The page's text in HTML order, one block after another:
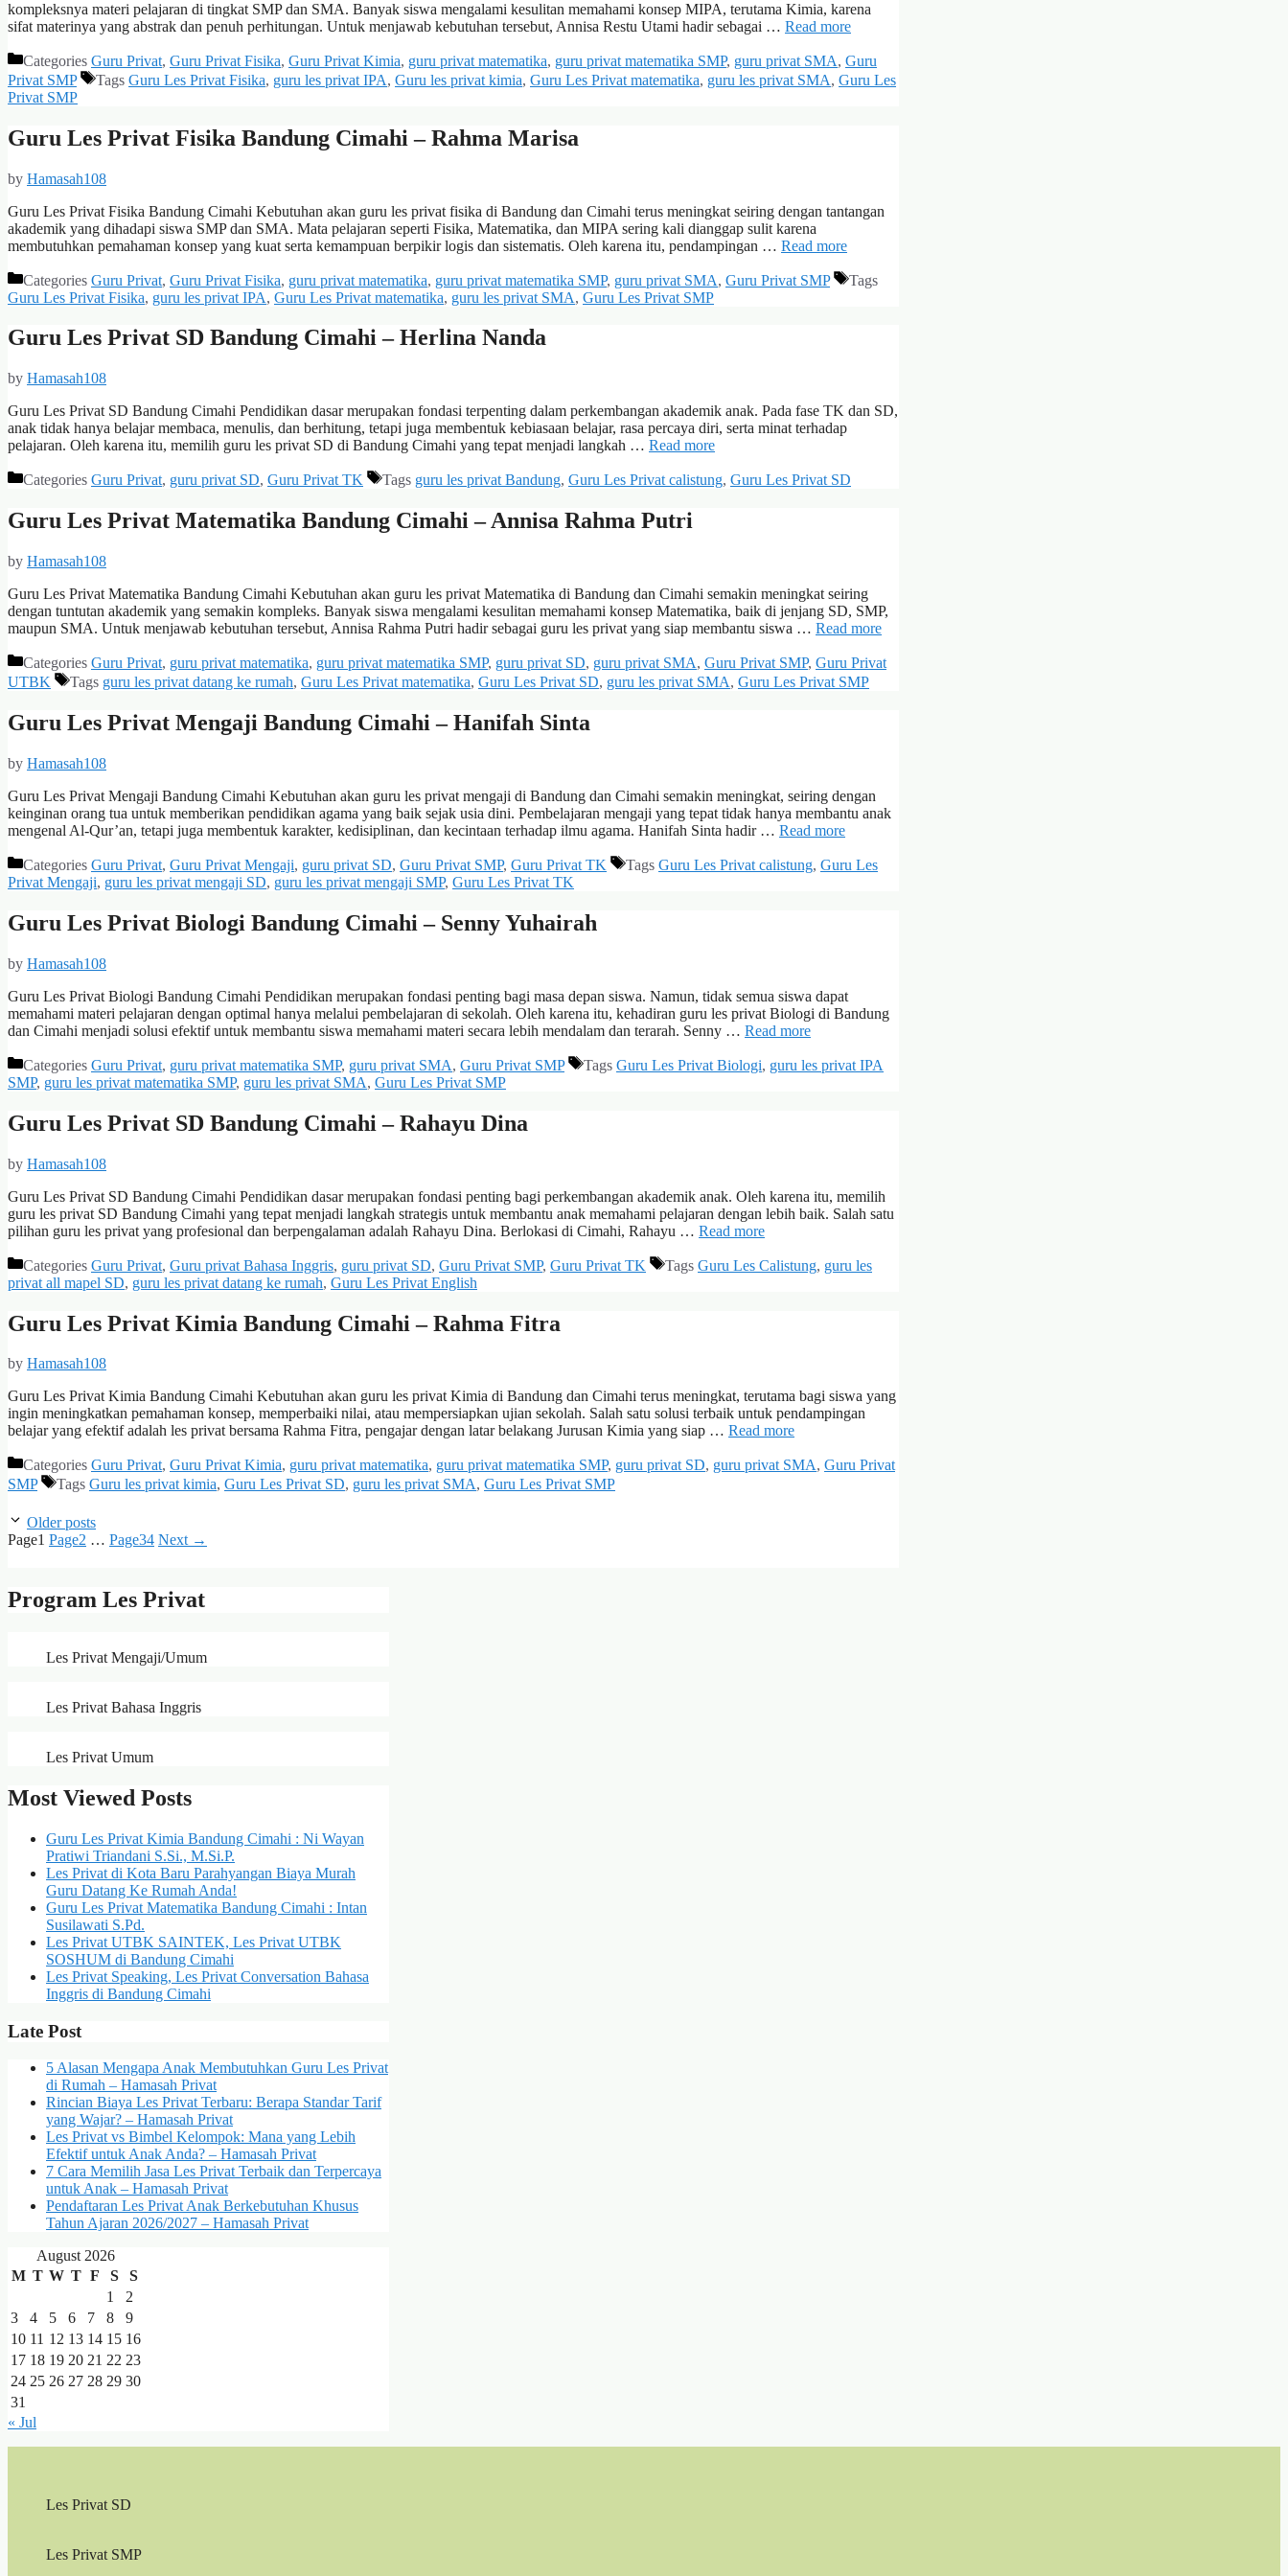
kompleksnya materi pelajaran di tingkat SMP dan SMA. Banyak siswa mengalami kesulitan memahami konsep MIPA, terutama Kimia, karena
sifat materinya yang abstrak dan penuh perhitungan. Untuk menjawab kebutuhan tersebut, Annisa Restu Utami hadir sebagai … Read more
Categories Guru Privat, Guru Privat Fisika, Guru Privat Kimia, guru privat matematika, guru privat matematika SMP, guru privat SMA, Guru
Privat SMP
Tags Guru Les Privat Fisika, guru les privat IPA, Guru les privat kimia, Guru Les Privat matematika, guru les privat SMA, Guru Les
Privat SMP
Guru Les Privat Fisika Bandung Cimahi – Rahma Marisa
by Hamasah108
Guru Les Privat Fisika Bandung Cimahi Kebutuhan akan guru les privat fisika di Bandung dan Cimahi terus meningkat seiring dengan tantangan
akademik yang dihadapi siswa SMP dan SMA. Mata pelajaran seperti Fisika, Matematika, dan MIPA sering kali dianggap sulit karena
membutuhkan pemahaman konsep yang kuat serta kemampuan berpikir logis dan sistematis. Oleh karena itu, pendampingan … Read more
Categories Guru Privat, Guru Privat Fisika, guru privat matematika, guru privat matematika SMP, guru privat SMA, Guru Privat SMP
Tags
Guru Les Privat Fisika, guru les privat IPA, Guru Les Privat matematika, guru les privat SMA, Guru Les Privat SMP
Guru Les Privat SD Bandung Cimahi – Herlina Nanda
by Hamasah108
Guru Les Privat SD Bandung Cimahi Pendidikan dasar merupakan fondasi terpenting dalam perkembangan akademik anak. Pada fase TK dan SD,
anak tidak hanya belajar membaca, menulis, dan berhitung, tetapi juga membentuk kebiasaan belajar, rasa percaya diri, serta minat terhadap
pelajaran. Oleh karena itu, memilih guru les privat SD di Bandung Cimahi yang tepat menjadi langkah … Read more
Categories Guru Privat, guru privat SD, Guru Privat TK Tags guru les privat Bandung, Guru Les Privat calistung, Guru Les Privat SD
Guru Les Privat Matematika Bandung Cimahi – Annisa Rahma Putri
by Hamasah108
Guru Les Privat Matematika Bandung Cimahi Kebutuhan akan guru les privat Matematika di Bandung dan Cimahi semakin meningkat seiring
dengan tuntutan akademik yang semakin kompleks. Banyak siswa mengalami kesulitan memahami konsep Matematika, baik di jenjang SD, SMP,
maupun SMA. Untuk menjawab kebutuhan tersebut, Annisa Rahma Putri hadir sebagai guru les privat yang siap membantu siswa … Read more
Categories Guru Privat, guru privat matematika, guru privat matematika SMP, guru privat SD, guru privat SMA, Guru Privat SMP, Guru Privat
UTBK
Tags guru les privat datang ke rumah, Guru Les Privat matematika, Guru Les Privat SD, guru les privat SMA, Guru Les Privat SMP
Guru Les Privat Mengaji Bandung Cimahi – Hanifah Sinta
by Hamasah108
Guru Les Privat Mengaji Bandung Cimahi Kebutuhan akan guru les privat mengaji di Bandung dan Cimahi semakin meningkat, seiring dengan
keinginan orang tua untuk memberikan pendidikan agama yang baik sejak usia dini. Pembelajaran mengaji yang tepat tidak hanya membantu anak
mengenal Al-Qur’an, tetapi juga membentuk karakter, kedisiplinan, dan kecintaan terhadap ilmu agama. Hanifah Sinta hadir … Read more
Categories Guru Privat, Guru Privat Mengaji, guru privat SD, Guru Privat SMP, Guru Privat TK Tags Guru Les Privat calistung, Guru Les
Privat Mengaji, guru les privat mengaji SD, guru les privat mengaji SMP, Guru Les Privat TK
Guru Les Privat Biologi Bandung Cimahi – Senny Yuhairah
by Hamasah108
Guru Les Privat Biologi Bandung Cimahi Pendidikan merupakan fondasi penting bagi masa depan siswa. Namun, tidak semua siswa dapat
memahami materi pelajaran dengan optimal hanya melalui pembelajaran di sekolah. Oleh karena itu, kehadiran guru les privat Biologi di Bandung
dan Cimahi menjadi solusi efektif untuk membantu siswa memahami materi secara lebih mendalam dan terarah. Senny … Read more
Categories Guru Privat, guru privat matematika SMP, guru privat SMA, Guru Privat SMP Tags Guru Les Privat Biologi, guru les privat IPA
SMP, guru les privat matematika SMP, guru les privat SMA, Guru Les Privat SMP
Guru Les Privat SD Bandung Cimahi – Rahayu Dina
by Hamasah108
Guru Les Privat SD Bandung Cimahi Pendidikan dasar merupakan fondasi penting bagi perkembangan akademik anak. Oleh karena itu, memilih
guru les privat SD Bandung Cimahi yang tepat menjadi langkah strategis untuk membantu anak memahami pelajaran dengan lebih baik. Salah satu
pilihan guru les privat yang profesional dan berpengalaman adalah Rahayu Dina. Berlokasi di Cimahi, Rahayu … Read more
Categories Guru Privat, Guru privat Bahasa Inggris, guru privat SD, Guru Privat SMP, Guru Privat TK Tags Guru Les Calistung, guru les
privat all mapel SD, guru les privat datang ke rumah, Guru Les Privat English
Guru Les Privat Kimia Bandung Cimahi – Rahma Fitra
by Hamasah108
Guru Les Privat Kimia Bandung Cimahi Kebutuhan akan guru les privat Kimia di Bandung dan Cimahi terus meningkat, terutama bagi siswa yang
ingin meningkatkan pemahaman konsep, memperbaiki nilai, atau mempersiapkan ujian sekolah. Salah satu solusi terbaik untuk pendampingan
belajar yang efektif adalah les privat bersama Rahma Fitra, pengajar dengan latar belakang Jurusan Kimia yang siap … Read more
Categories Guru Privat, Guru Privat Kimia, guru privat matematika, guru privat matematika SMP, guru privat SD, guru privat SMA, Guru Privat
SMP
Tags Guru les privat kimia, Guru Les Privat SD, guru les privat SMA, Guru Les Privat SMP
Older posts
Page1 Page2 … Page34 Next →
Program Les Privat
Les Privat Mengaji/Umum
Les Privat Bahasa Inggris
Les Privat Umum
Most Viewed Posts
Guru Les Privat Kimia Bandung Cimahi : Ni Wayan
Pratiwi Triandani S.Si., M.Si.P.
Les Privat di Kota Baru Parahyangan Biaya Murah
Guru Datang Ke Rumah Anda!
Guru Les Privat Matematika Bandung Cimahi : Intan
Susilawati S.Pd.
Les Privat UTBK SAINTEK, Les Privat UTBK
SOSHUM di Bandung Cimahi
Les Privat Speaking, Les Privat Conversation Bahasa
Inggris di Bandung Cimahi
Late Post
5 Alasan Mengapa Anak Membutuhkan Guru Les Privat
di Rumah – Hamasah Privat
Rincian Biaya Les Privat Terbaru: Berapa Standar Tarif
yang Wajar? – Hamasah Privat
Les Privat vs Bimbel Kelompok: Mana yang Lebih
Efektif untuk Anak Anda? – Hamasah Privat
7 Cara Memilih Jasa Les Privat Terbaik dan Terpercaya
untuk Anak – Hamasah Privat
Pendaftaran Les Privat Anak Berkebutuhan Khusus
Tahun Ajaran 2026/2027 – Hamasah Privat
August 2026
M T W T F S
S
1
2
3
4 5 6 7 8
9
10 11 12 13 14 15 16
17 18 19 20 21 22 23
24 25 26 27 28 29 30
31
« Jul
Les Privat SD
Les Privat SMP